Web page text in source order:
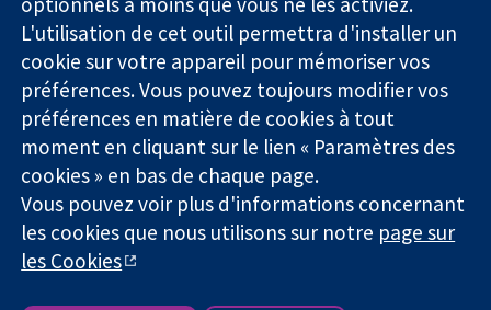
d'emploi
Library
La Collaboration Cochrane est une association caritative (n°
1045921) et une société à responsabilité limitée par garantie (n°
03044323) enregistrée en Angleterre et au Pays de Galles. Numéro
de TVA : GB 718 2127 49.
Copyright © 2026 The Cochrane Collaboration
Conditions Générales|Mentions légales|Politique de
L'utilisation de cet outil permettra d'installer un
cookie sur votre appareil pour mémoriser vos
préférences. Vous pouvez toujours modifier vos
préférences en matière de cookies à tout
moment en cliquant sur le lien « Paramètres des
cookies » en bas de chaque page.
Vous pouvez voir plus d'informations concernant
les cookies que nous utilisons sur notre page sur
les Cookies